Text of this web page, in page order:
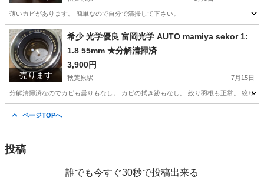
薄いカビがあります。 簡単なので自分で清掃して下さい。
東京 台東区 秋葉原駅 カメラ TAKUMAR
売ります
希少 光学優良 富岡光学 AUTO mamiya sekor 1:
1.8 55mm ★分解清掃済
3,900円
秋葉原駅 7月15日
分解清掃済なのでカビも曇りもなし。 カビの拭き跡もなし。 絞り羽根も正常。 絞り
ページTOPへ
投稿
誰でも今すぐ30秒で投稿出来る